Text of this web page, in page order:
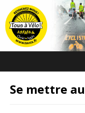
Se mettre